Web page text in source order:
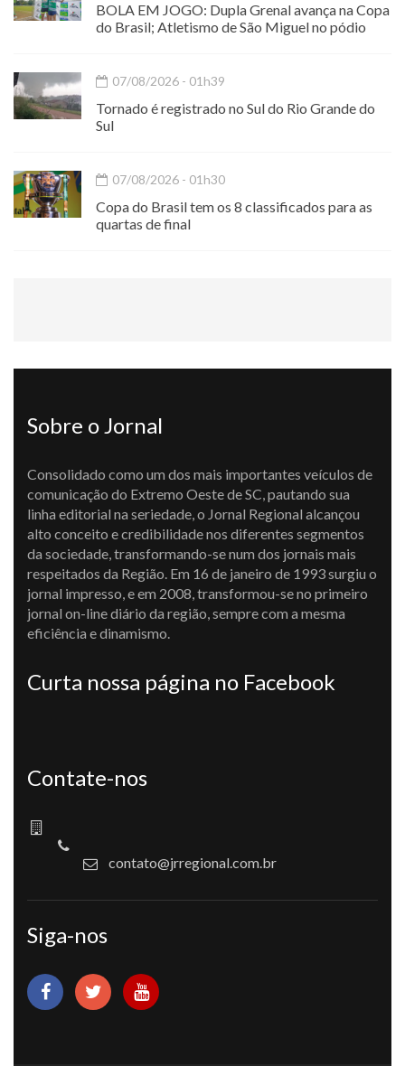
BOLA EM JOGO: Dupla Grenal avança na Copa
do Brasil; Atletismo de São Miguel no pódio
07/08/2026 - 01h39
Tornado é registrado no Sul do Rio Grande do
Sul
07/08/2026 - 01h30
Copa do Brasil tem os 8 classificados para as
quartas de final
Sobre o Jornal
Consolidado como um dos mais importantes veículos de
comunicação do Extremo Oeste de SC, pautando sua
linha editorial na seriedade, o Jornal Regional alcançou
alto conceito e credibilidade nos diferentes segmentos
da sociedade, transformando-se num dos jornais mais
respeitados da Região. Em 16 de janeiro de 1993 surgiu o
jornal impresso, e em 2008, transformou-se no primeiro
jornal on-line diário da região, sempre com a mesma
eficiência e dinamismo.
Curta nossa página no Facebook
Contate-nos
contato@jrregional.com.br
Siga-nos